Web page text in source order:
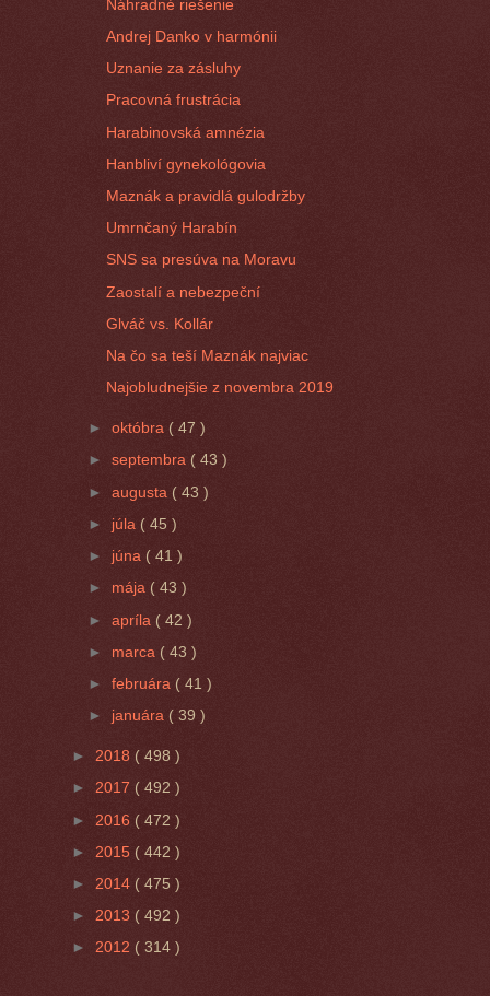
Náhradné riešenie
Andrej Danko v harmónii
Uznanie za zásluhy
Pracovná frustrácia
Harabinovská amnézia
Hanbliví gynekológovia
Maznák a pravidlá gulodržby
Umrnčaný Harabín
SNS sa presúva na Moravu
Zaostalí a nebezpeční
Glváč vs. Kollár
Na čo sa teší Maznák najviac
Najobludnejšie z novembra 2019
►októbra ( 47 )
►septembra ( 43 )
►augusta ( 43 )
► júla ( 45 )
► júna ( 41 )
► mája ( 43 )
►apríla ( 42 )
► marca ( 43 )
►februára ( 41 )
► januára ( 39 )
► 2018 ( 498 )
► 2017 ( 492 )
► 2016 ( 472 )
► 2015 ( 442 )
► 2014 ( 475 )
► 2013 ( 492 )
► 2012 ( 314 )